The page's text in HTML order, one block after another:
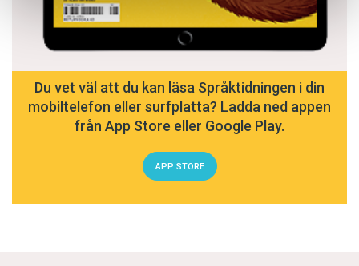
Du vet väl att du kan läsa Språktidningen i din
mobiltelefon eller surfplatta? Ladda ned appen
från App Store eller Google Play.
APP STORE